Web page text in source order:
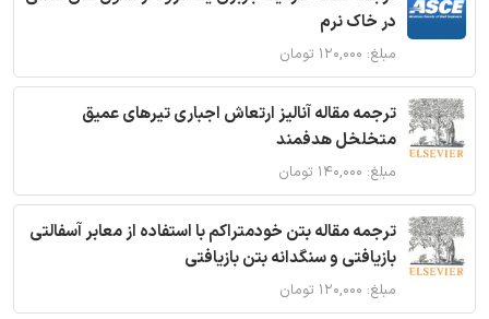
در خاک نرم
مبلغ: ۱۲۰,۰۰۰ تومان
ترجمه مقاله آنالیز ارتعاش اجباری تیرهای عمیق
متخلخل هدفمند
مبلغ: ۱۴۰,۰۰۰ تومان
ترجمه مقاله بتن خودمتراکم با استفاده از معابر آسفالتی
بازیافتی و سنگدانه بتن بازیافتی
مبلغ: ۱۲۰,۰۰۰ تومان